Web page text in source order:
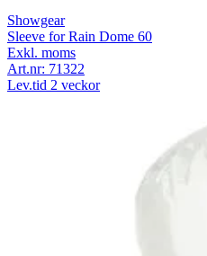
Showgear
Sleeve for Rain Dome 60
Exkl. moms
Art.nr: 71322
Lev.tid 2 veckor